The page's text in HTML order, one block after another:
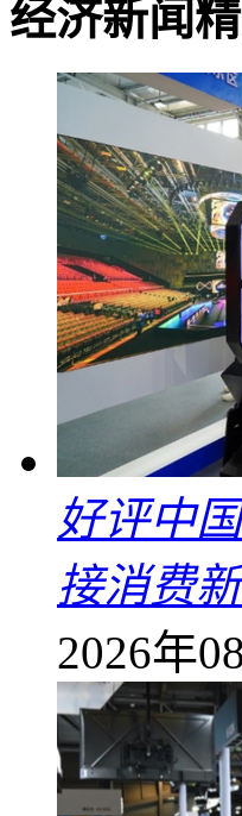
经济新闻精
好评中
接消费
2026年